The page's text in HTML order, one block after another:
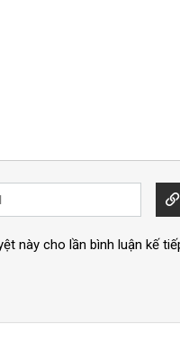
này cho lần bình luận kế